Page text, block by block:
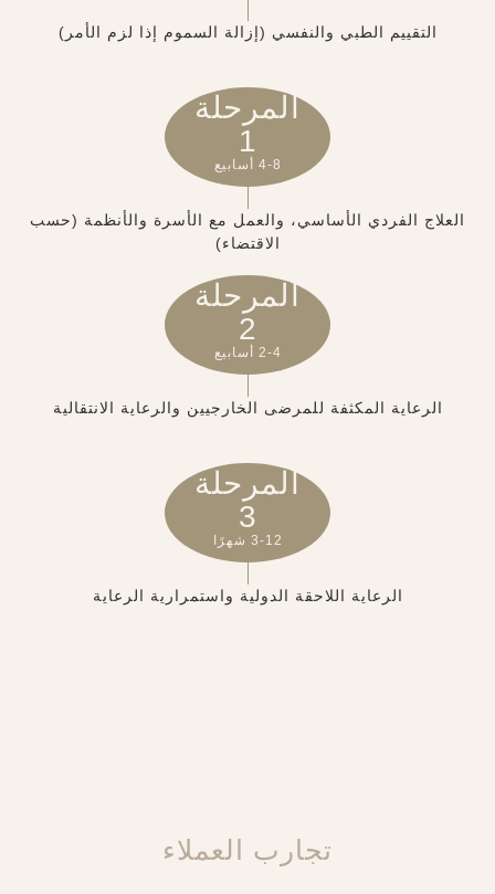
التقييم الطبي والنفسي (إزالة السموم إذا لزم الأمر)
المرحلة
1
4-8 أسابيع
العلاج الفردي الأساسي، والعمل مع الأسرة والأنظمة (حسب
الاقتضاء)
المرحلة
2
2-4 أسابيع
الرعاية المكثفة للمرضى الخارجيين والرعاية الانتقالية
المرحلة
3
3-12 شهرًا
الرعاية اللاحقة الدولية واستمرارية الرعاية
تجارب العملاء